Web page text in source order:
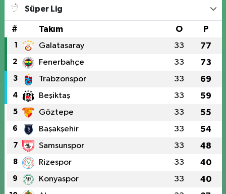
Süper Lig
# Takım O P
1 Galatasaray 33 77
2 Fenerbahçe 33 73
3 Trabzonspor 33 69
4 Beşiktaş 33 59
5 Göztepe 33 55
6 Başakşehir 33 54
7 Samsunspor 33 48
8 Rizespor 33 40
9 Konyaspor 33 40